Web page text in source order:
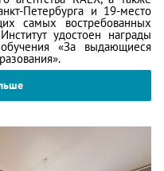
Петербурга и 19-место
самых востребованных
удостоен награды
«За выдающиеся